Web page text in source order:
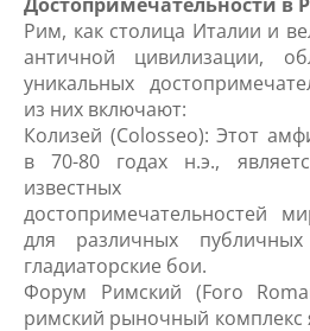
Рим, как столица Италии и
античной цивилизации,
уникальных
из них включают:
Колизей (Colosseo): Этот
в 70-80 годах н.э.,
известных
достопримечательностей
для различных
гладиаторские бои.
Форум Римский (Foro
римский рыночный комплекс